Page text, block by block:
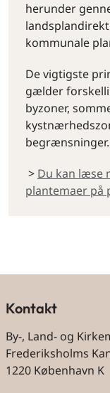
herunder
kommunale
De vigtigste
gælder
byzoner,
begrænsninger.
> Du kan læse
plantemaer på
Kontakt
By-, Land- og
Frederiksholms
1220 København K